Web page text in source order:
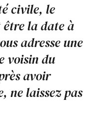
civile, le
la date à
adresse une
voisin du
avoir
ne laissez pas